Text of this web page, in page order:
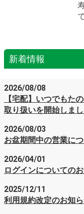
新着情報
2026/08/08
【宅配】いつでもた
取り扱いを開始しま
2026/08/03
お盆期間中の営業に
2026/04/01
ログインについての
2025/12/11
利用規約改定のお知